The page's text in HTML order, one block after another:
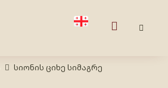
სიონის ციხე სიმაგრე